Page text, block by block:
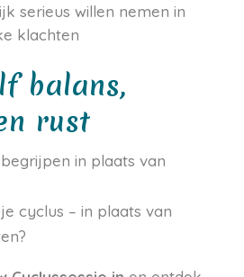
serieus willen nemen in
klachten
balans,
rust
in plaats van
cyclus – in plaats van